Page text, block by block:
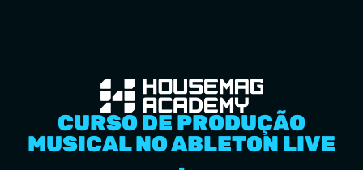
CURSO DE PRODUÇÃO
MUSICAL NO ABLETON LIVE